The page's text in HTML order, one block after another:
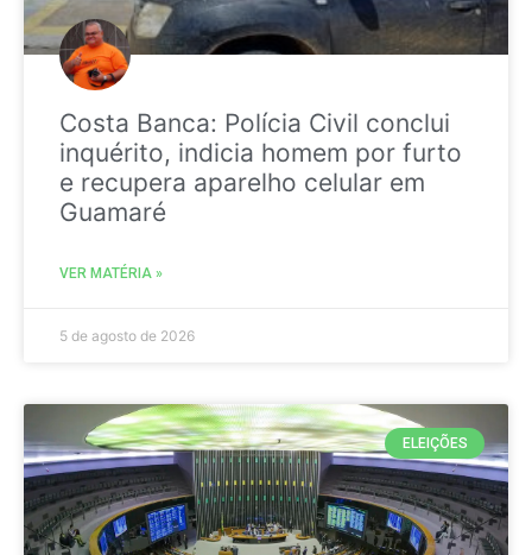
Costa Banca: Polícia Civil conclui
inquérito, indicia homem por furto
e recupera aparelho celular em
Guamaré
VER MATÉRIA »
5 de agosto de 2026
ELEIÇÕES